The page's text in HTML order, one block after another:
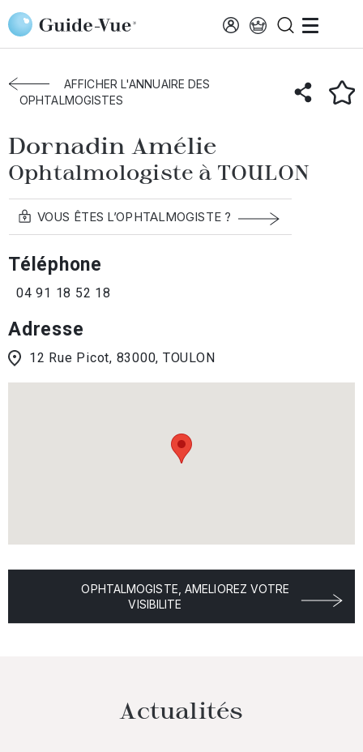
Aller au contenu principal
Accueil Annuaire des ophtalmologistes
Toulon
Dornadin Amélie
AFFICHER L'ANNUAIRE DES
OPHTALMOGISTES
Dornadin Amélie
Ophtalmologiste à TOULON
VOUS ÊTES L’OPHTALMOGISTE ?
Téléphone
04 91 18 52 18
Adresse
12 Rue Picot, 83000, TOULON
OPHTALMOGISTE, AMELIOREZ VOTRE
VISIBILITE
Actualités